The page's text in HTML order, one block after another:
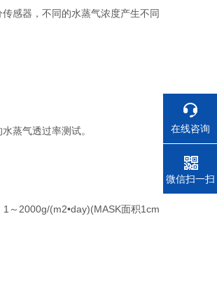
感器，不同的水蒸气浓度产生不同
蒸气透过率测试。
～2000g/(m2•day)(MASK面积1cm
在线咨询
电话
微信扫一扫